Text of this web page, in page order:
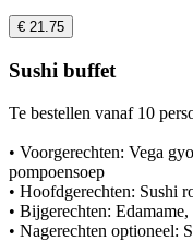
€ 21.75
Sushi buffet
Te bestellen vanaf 10
• Voorgerechten: Vega
pompoensoep
• Hoofdgerechten: Sushi
• Bijgerechten:
• Nagerechten optioneel: